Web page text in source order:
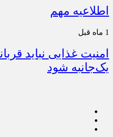
اطلاعیه مهم
1 ماه قبل
امنیت غذایی نباید
یک‌جانبه شود